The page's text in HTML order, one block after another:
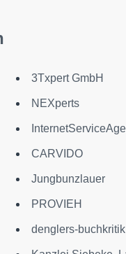
3Txpert GmbH
NEXperts
CARVIDO
Jungbunzlauer
PROVIEH
denglers-